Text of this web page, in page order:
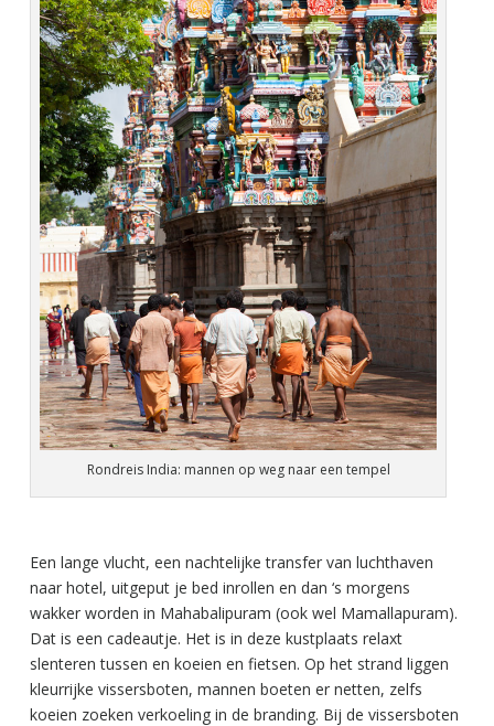
Rondreis India: mannen op weg naar een tempel
Een lange vlucht, een nachtelijke transfer van luchthaven
naar hotel, uitgeput je bed inrollen en dan ‘s morgens
wakker worden in Mahabalipuram (ook wel Mamallapuram).
Dat is een cadeautje. Het is in deze kustplaats relaxt
slenteren tussen en koeien en fietsen. Op het strand liggen
kleurrijke vissersboten, mannen boeten er netten, zelfs
koeien zoeken verkoeling in de branding. Bij de vissersboten